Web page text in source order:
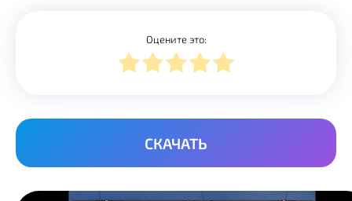
Оцените это:
СКАЧАТЬ